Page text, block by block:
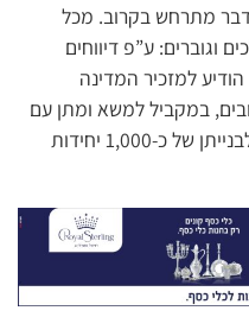
מתרחש בקרוב. מכל
וגוברים: ע”פ דיווחים
למזכיר המדינה
במקביל למשא ומתן עם
הפלסטינים, תקדם ישראל מכרזים לבנייתן של כ-1,000 יחידות